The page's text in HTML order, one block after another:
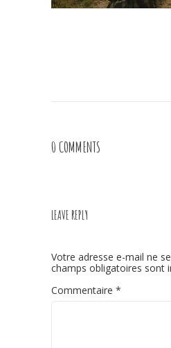
0 COMMENTS
LEAVE REPLY
Votre adresse e-mail ne
champs obligatoires sont
Commentaire *